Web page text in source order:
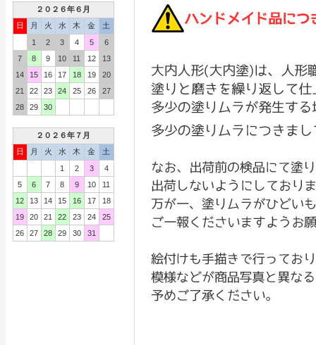
２０２６年６月
日
月 火 水 木 金
土
1
2 3 4 5
6
7
8 9 10 11 12
13
14
15 16 17 18 19
20
21
22 23 24 25 26
27
28
29 30
２０２６年７月
日
月 火 水 木 金
土
1
2 3
4
5
6 7 8 9 10
11
12
13 14 15 16 17
18
19
20 21 22 23 24
25
26
27 28 29 30 31